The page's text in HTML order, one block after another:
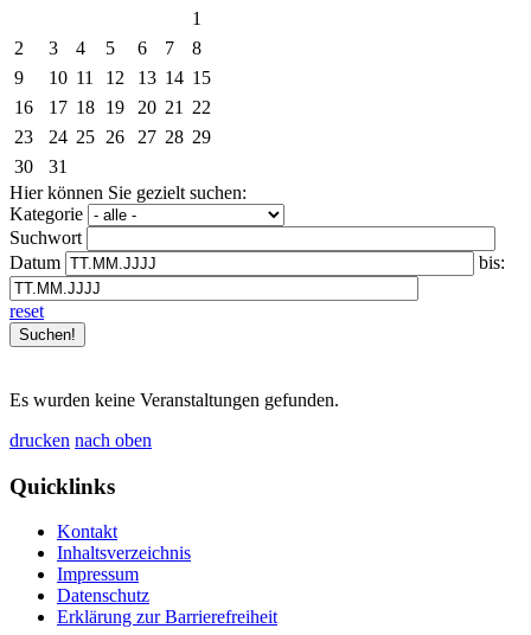
1
2
3 4 5 6 7
8
9
10 11 12 13 14 15
16
17 18 19 20 21
22
23
24 25 26 27 28 29
30
31
Hier können Sie gezielt suchen:
Kategorie
Suchwort
Datum
bis:
reset
Es wurden keine Veranstaltungen gefunden.
drucken nach oben
Quicklinks
Kontakt
Inhaltsverzeichnis
Impressum
Datenschutz
Erklärung zur Barrierefreiheit